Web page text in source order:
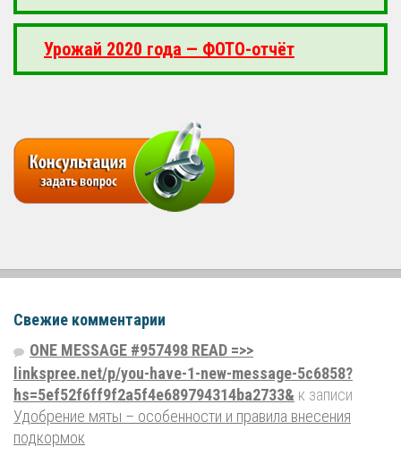
Урожай 2020 года — ФОТО-отчёт
Свежие комментарии
ONE MESSAGE #957498 READ =>>
linkspree.net/p/you-have-1-new-message-5c6858?
hs=5ef52f6ff9f2a5f4e689794314ba2733& к записи
Удобрение мяты – особенности и правила внесения
подкормок